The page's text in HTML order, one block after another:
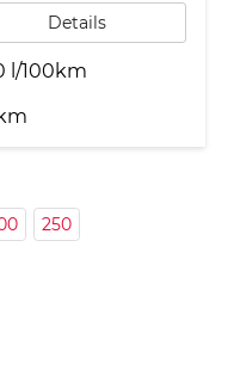
Details
l/100km
250